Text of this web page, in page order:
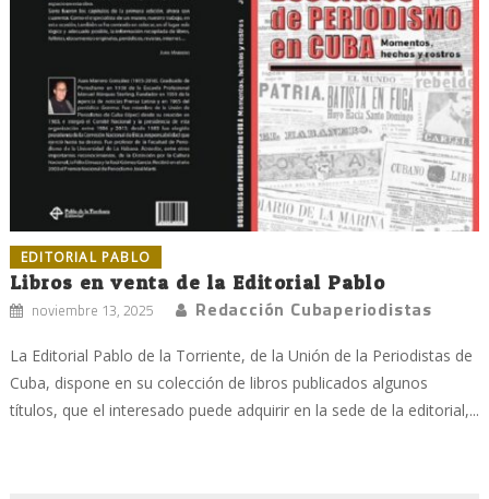
EDITORIAL PABLO
Libros en venta de la Editorial Pablo
noviembre 13, 2025 Redacción Cubaperiodistas
La Editorial Pablo de la Torriente, de la Unión de la Periodistas de
Cuba, dispone en su colección de libros publicados algunos
títulos, que el interesado puede adquirir en la sede de la editorial,...